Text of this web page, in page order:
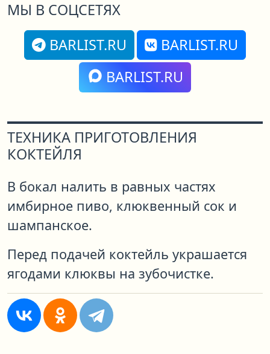
МЫ В СОЦСЕТЯХ
BARLIST.RU
BARLIST.RU
BARLIST.RU
ТЕХНИКА ПРИГОТОВЛЕНИЯ
КОКТЕЙЛЯ
В бокал налить в равных частях
имбирное пиво, клюквенный сок и
шампанское.
Перед подачей коктейль украшается
ягодами клюквы на зубочистке.